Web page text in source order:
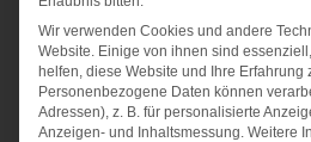
Wir verwenden Cookies und andere
Website. Einige von ihnen sind
helfen, diese Website und Ihre Erfahrung
Personenbezogene Daten können
Adressen), z. B. für personalisierte
Anzeigen- und Inhaltsmessung. Weitere